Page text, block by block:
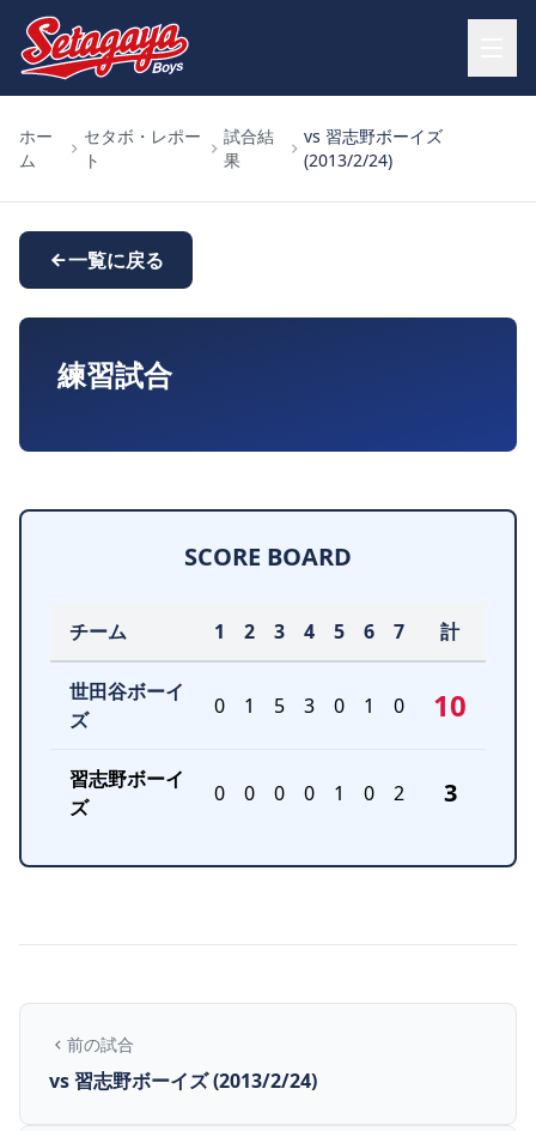
ホー
ム
セタボ・レポー
ト
試合結
果
vs 習志野ボーイズ
(2013/2/24)
一覧に戻る
練習試合
SCORE BOARD
チーム 1 2 3 4 5 6 7 計
世田谷ボーイ
ズ
0 1 5 3 0 1 0 10
習志野ボーイ
ズ
0 0 0 0 1 0 2 3
前の試合
vs 習志野ボーイズ (2013/2/24)